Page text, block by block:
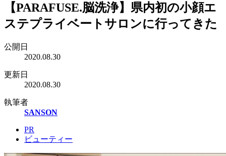
【PARAFUSE.脳洗浄】県内初の小顔エ
ステプライベートサロンに行ってきた
公開日
2020.08.30
更新日
2020.08.30
執筆者
SANSON
PR
ビューティー